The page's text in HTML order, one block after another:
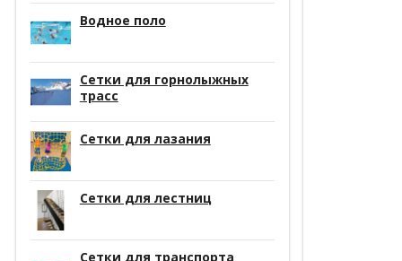
Водное поло
Сетки для горнолыжных
трасс
Сетки для лазания
Сетки для лестниц
Сетки для транспорта